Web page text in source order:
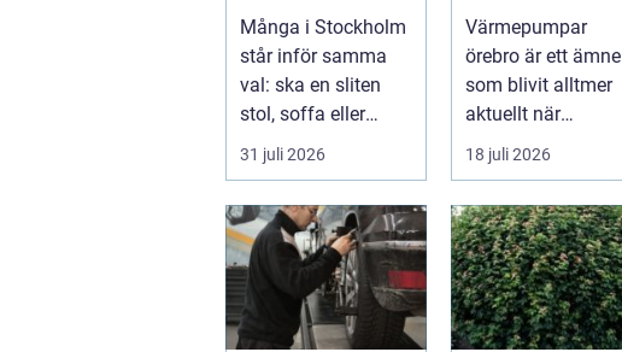
och vackra
möbler
Många i Stockholm
står inför samma
val: ska en sliten
stol, soffa eller
fåtölj slängas,
säljas billi...
31 juli 2026
hus och
fastigheter
Värmepumpar
örebro är ett ämne
som blivit alltmer
aktuellt när
energipriser stiger
och fler vill sän...
18 juli 2026